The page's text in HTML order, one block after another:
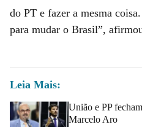
do PT e fazer a mesma
para mudar o Brasil”,
Leia Mais:
União e PP
Marcelo Aro